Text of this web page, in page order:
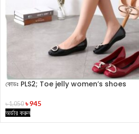
কোডঃ PLS2; Toe jelly women’s shoes
৳1,050 ৳945
অর্ডার করুন